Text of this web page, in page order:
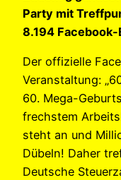
Party mit
8.194 Facebook-
Der offizielle
Veranstaltung:
60. Mega-
frechstem
steht an und
Dübeln! Daher
Deutsche